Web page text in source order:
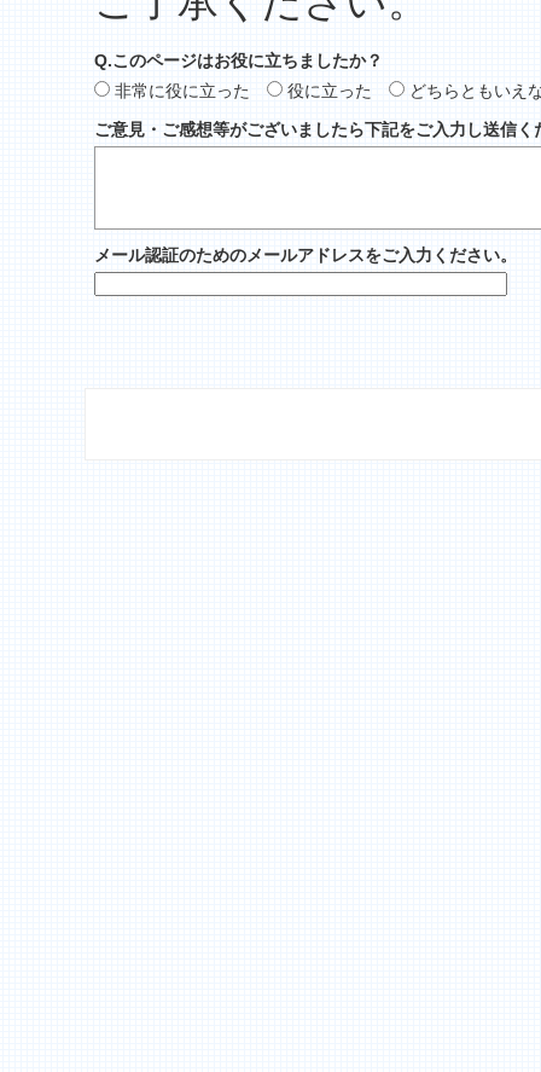
Q.このページはお役に立ちましたか？
非常に役に立った
役に立った
どちらともいえ
ご意見・ご感想等がございましたら下記をご入力し送信く
メール認証のためのメールアドレスをご入力ください。